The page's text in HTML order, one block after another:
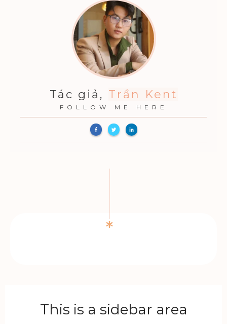
Tác giả, Trần Kent
FOLLOW ME HERE
This is a sidebar area